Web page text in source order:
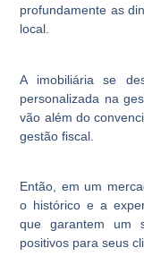
profundamente as
local.
A imobiliária se
personalizada na
vão além do
gestão fiscal.
Então, em um
o histórico e a
que garantem um
positivos para seus